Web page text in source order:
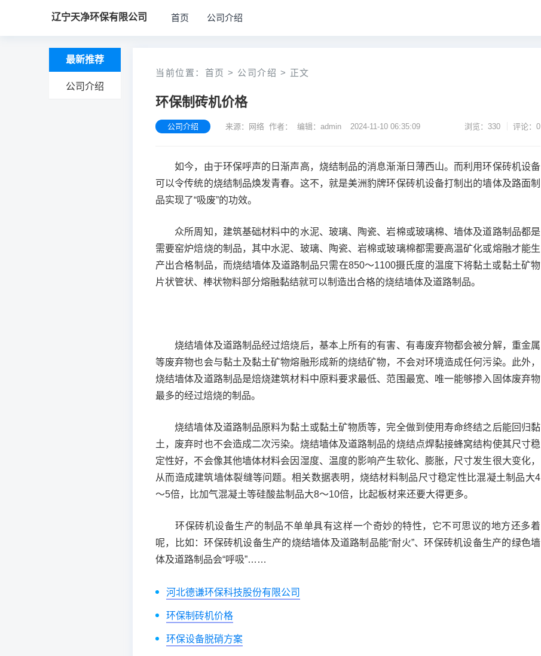
辽宁天净环保有限公司 首页 公司介绍
最新推荐
公司介绍
当前位置： 首页 > 公司介绍 > 正文
环保制砖机价格
公司介绍 来源：网络 作者： 编辑：admin 2024-11-10 06:35:09 浏览：330 评论：0
如今，由于环保呼声的日渐声高，烧结制品的消息渐渐日薄西山。而利用环保砖机设备
可以令传统的烧结制品焕发青春。这不，就是美洲豹牌环保砖机设备打制出的墙体及路面制
品实现了“吸废”的功效。
众所周知，建筑基础材料中的水泥、玻璃、陶瓷、岩棉或玻璃棉、墙体及道路制品都是
需要窑炉焙烧的制品，其中水泥、玻璃、陶瓷、岩棉或玻璃棉都需要高温矿化或熔融才能生
产出合格制品，而烧结墙体及道路制品只需在850～1100摄氏度的温度下将黏土或黏土矿物
片状管状、棒状物料部分熔融黏结就可以制造出合格的烧结墙体及道路制品。
烧结墙体及道路制品经过焙烧后，基本上所有的有害、有毒废弃物都会被分解，重金属
等废弃物也会与黏土及黏土矿物熔融形成新的烧结矿物，不会对环境造成任何污染。此外，
烧结墙体及道路制品是焙烧建筑材料中原料要求最低、范围最宽、唯一能够掺入固体废弃物
最多的经过焙烧的制品。
烧结墙体及道路制品原料为黏土或黏土矿物质等，完全做到使用寿命终结之后能回归黏
土，废弃时也不会造成二次污染。烧结墙体及道路制品的烧结点焊黏接蜂窝结构使其尺寸稳
定性好，不会像其他墙体材料会因湿度、温度的影响产生软化、膨胀，尺寸发生很大变化，
从而造成建筑墙体裂缝等问题。相关数据表明，烧结材料制品尺寸稳定性比混凝土制品大4
～5倍，比加气混凝土等硅酸盐制品大8～10倍，比起板材来还要大得更多。
环保砖机设备生产的制品不单单具有这样一个奇妙的特性，它不可思议的地方还多着
呢，比如：环保砖机设备生产的烧结墙体及道路制品能“耐火”、环保砖机设备生产的绿色墙
体及道路制品会“呼吸”……
河北德谦环保科技股份有限公司
环保制砖机价格
环保设备脱硝方案